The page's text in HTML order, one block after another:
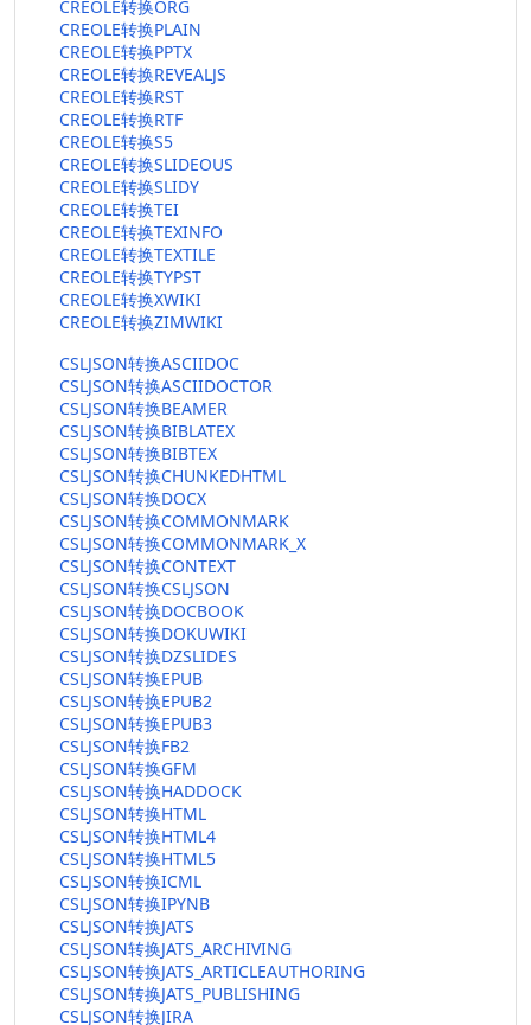
CREOLE转换ORG
CREOLE转换PLAIN
CREOLE转换PPTX
CREOLE转换REVEALJS
CREOLE转换RST
CREOLE转换RTF
CREOLE转换S5
CREOLE转换SLIDEOUS
CREOLE转换SLIDY
CREOLE转换TEI
CREOLE转换TEXINFO
CREOLE转换TEXTILE
CREOLE转换TYPST
CREOLE转换XWIKI
CREOLE转换ZIMWIKI
CSLJSON转换ASCIIDOC
CSLJSON转换ASCIIDOCTOR
CSLJSON转换BEAMER
CSLJSON转换BIBLATEX
CSLJSON转换BIBTEX
CSLJSON转换CHUNKEDHTML
CSLJSON转换DOCX
CSLJSON转换COMMONMARK
CSLJSON转换COMMONMARK_X
CSLJSON转换CONTEXT
CSLJSON转换CSLJSON
CSLJSON转换DOCBOOK
CSLJSON转换DOKUWIKI
CSLJSON转换DZSLIDES
CSLJSON转换EPUB
CSLJSON转换EPUB2
CSLJSON转换EPUB3
CSLJSON转换FB2
CSLJSON转换GFM
CSLJSON转换HADDOCK
CSLJSON转换HTML
CSLJSON转换HTML4
CSLJSON转换HTML5
CSLJSON转换ICML
CSLJSON转换IPYNB
CSLJSON转换JATS
CSLJSON转换JATS_ARCHIVING
CSLJSON转换JATS_ARTICLEAUTHORING
CSLJSON转换JATS_PUBLISHING
CSLJSON转换JIRA